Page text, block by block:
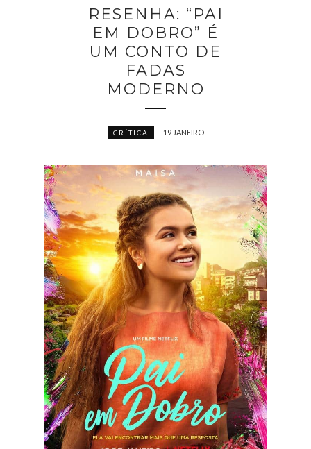
RESENHA: “PAI
EM DOBRO” É
UM CONTO DE
FADAS
MODERNO
CRÍTICA 19 JANEIRO